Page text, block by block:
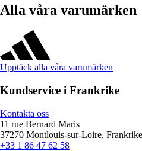
Alla våra varumärken
Upptäck alla våra varumärken
Kundservice i Frankrike
Kontakta oss
11 rue Bernard Maris
37270 Montlouis-sur-Loire, Frankrike
+33 1 86 47 62 58